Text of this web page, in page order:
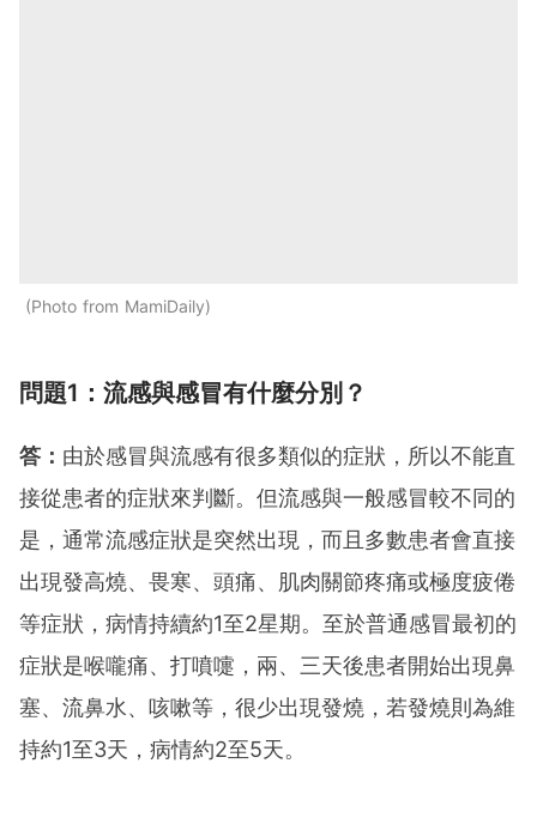
Photo from MamiDaily
問題1：流感與感冒有什麼分別？
答： 由於感冒與流感有很多類似的症狀，所以不能直
接從患者的症狀來判斷。但流感與一般感冒較不同的
是，通常流感症狀是突然出現，而且多數患者會直接
出現發高燒、畏寒、頭痛、肌肉關節疼痛或極度疲倦
等症狀，病情持續約1至2星期。至於普通感冒最初的
症狀是喉嚨痛、打噴嚏，兩、三天後患者開始出現鼻
塞、流鼻水、咳嗽等，很少出現發燒，若發燒則為維
持約1至3天，病情約2至5天。